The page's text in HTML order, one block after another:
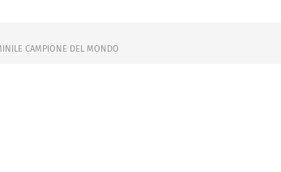
CAMPIONE DEL MONDO